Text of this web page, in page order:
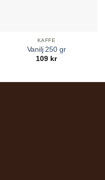
KAFFE
Vanilj 250 gr
109 kr